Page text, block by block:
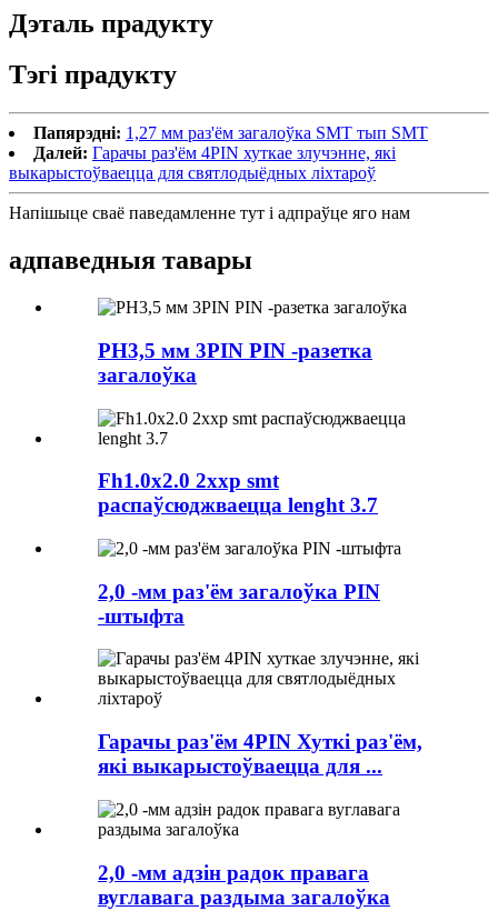
Дэталь прадукту
Тэгі прадукту
Папярэдні: 1,27 мм раз'ём загалоўка SMT тып SMT
Далей: Гарачы раз'ём 4PIN хуткае злучэнне, які
выкарыстоўваецца для святлодыёдных ліхтароў
Напішыце сваё паведамленне тут і адпраўце яго нам
адпаведныя тавары
PH3,5 мм 3PIN PIN -разетка
загалоўка
Fh1.0x2.0 2xxp smt
распаўсюджваецца lenght 3.7
2,0 -мм раз'ём загалоўка PIN
-штыфта
Гарачы раз'ём 4PIN Хуткі раз'ём,
які выкарыстоўваецца для ...
2,0 -мм адзін радок правага
вуглавага раздыма загалоўка